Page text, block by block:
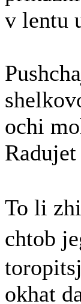
v lentu
ochi
To li
chtob
okhat